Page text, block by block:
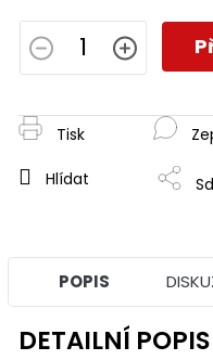
Měrná
cena:
Tisk
Hlídat
POPIS
DETAILNÍ